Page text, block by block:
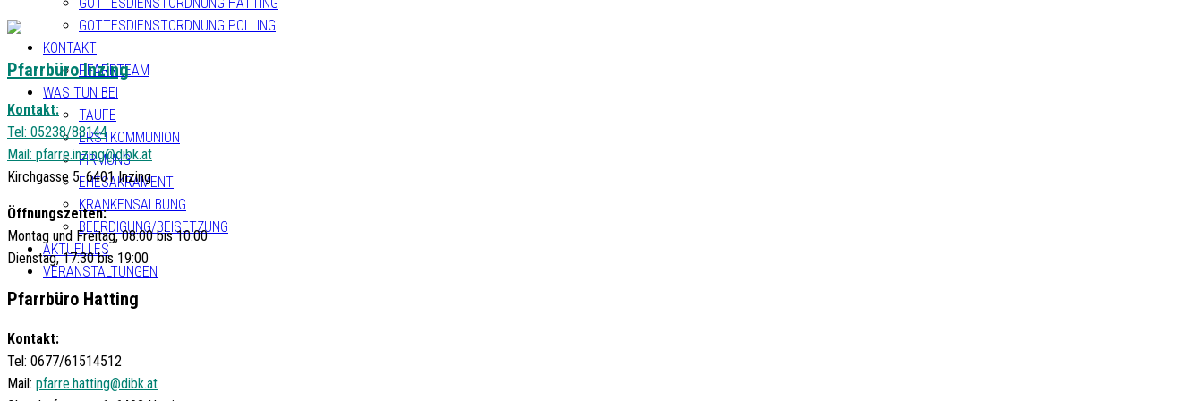
GOTTESDIENSTORDNUNG POLLING
KONTAKT
PFARRTEAM
WAS TUN BEI
TAUFE
ERSTKOMMUNION
FIRMUNG
EHESAKRAMENT
KRANKENSALBUNG
BEERDIGUNG/BEISETZUNG
AKTUELLES
VERANSTALTUNGEN
Pfarrbüro Inzing
Kontakt:
Tel: 05238/88144
Mail: pfarre.inzing@dibk.at
Kirchgasse 5, 6401 Inzing
Öffnungszeiten:
Montag und Freitag, 08:00 bis 10:00
Dienstag, 17:30 bis 19:00
Pfarrbüro Hatting
Kontakt:
Tel: 0677/61514512
Mail: pfarre.hatting@dibk.at